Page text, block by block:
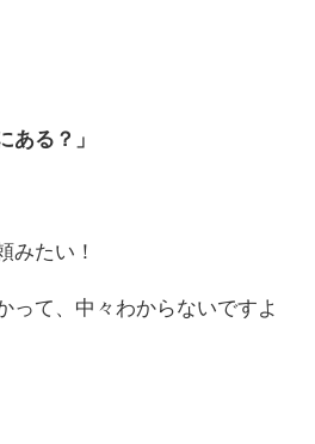
ある？」
みたい！
って、中々わからないですよ